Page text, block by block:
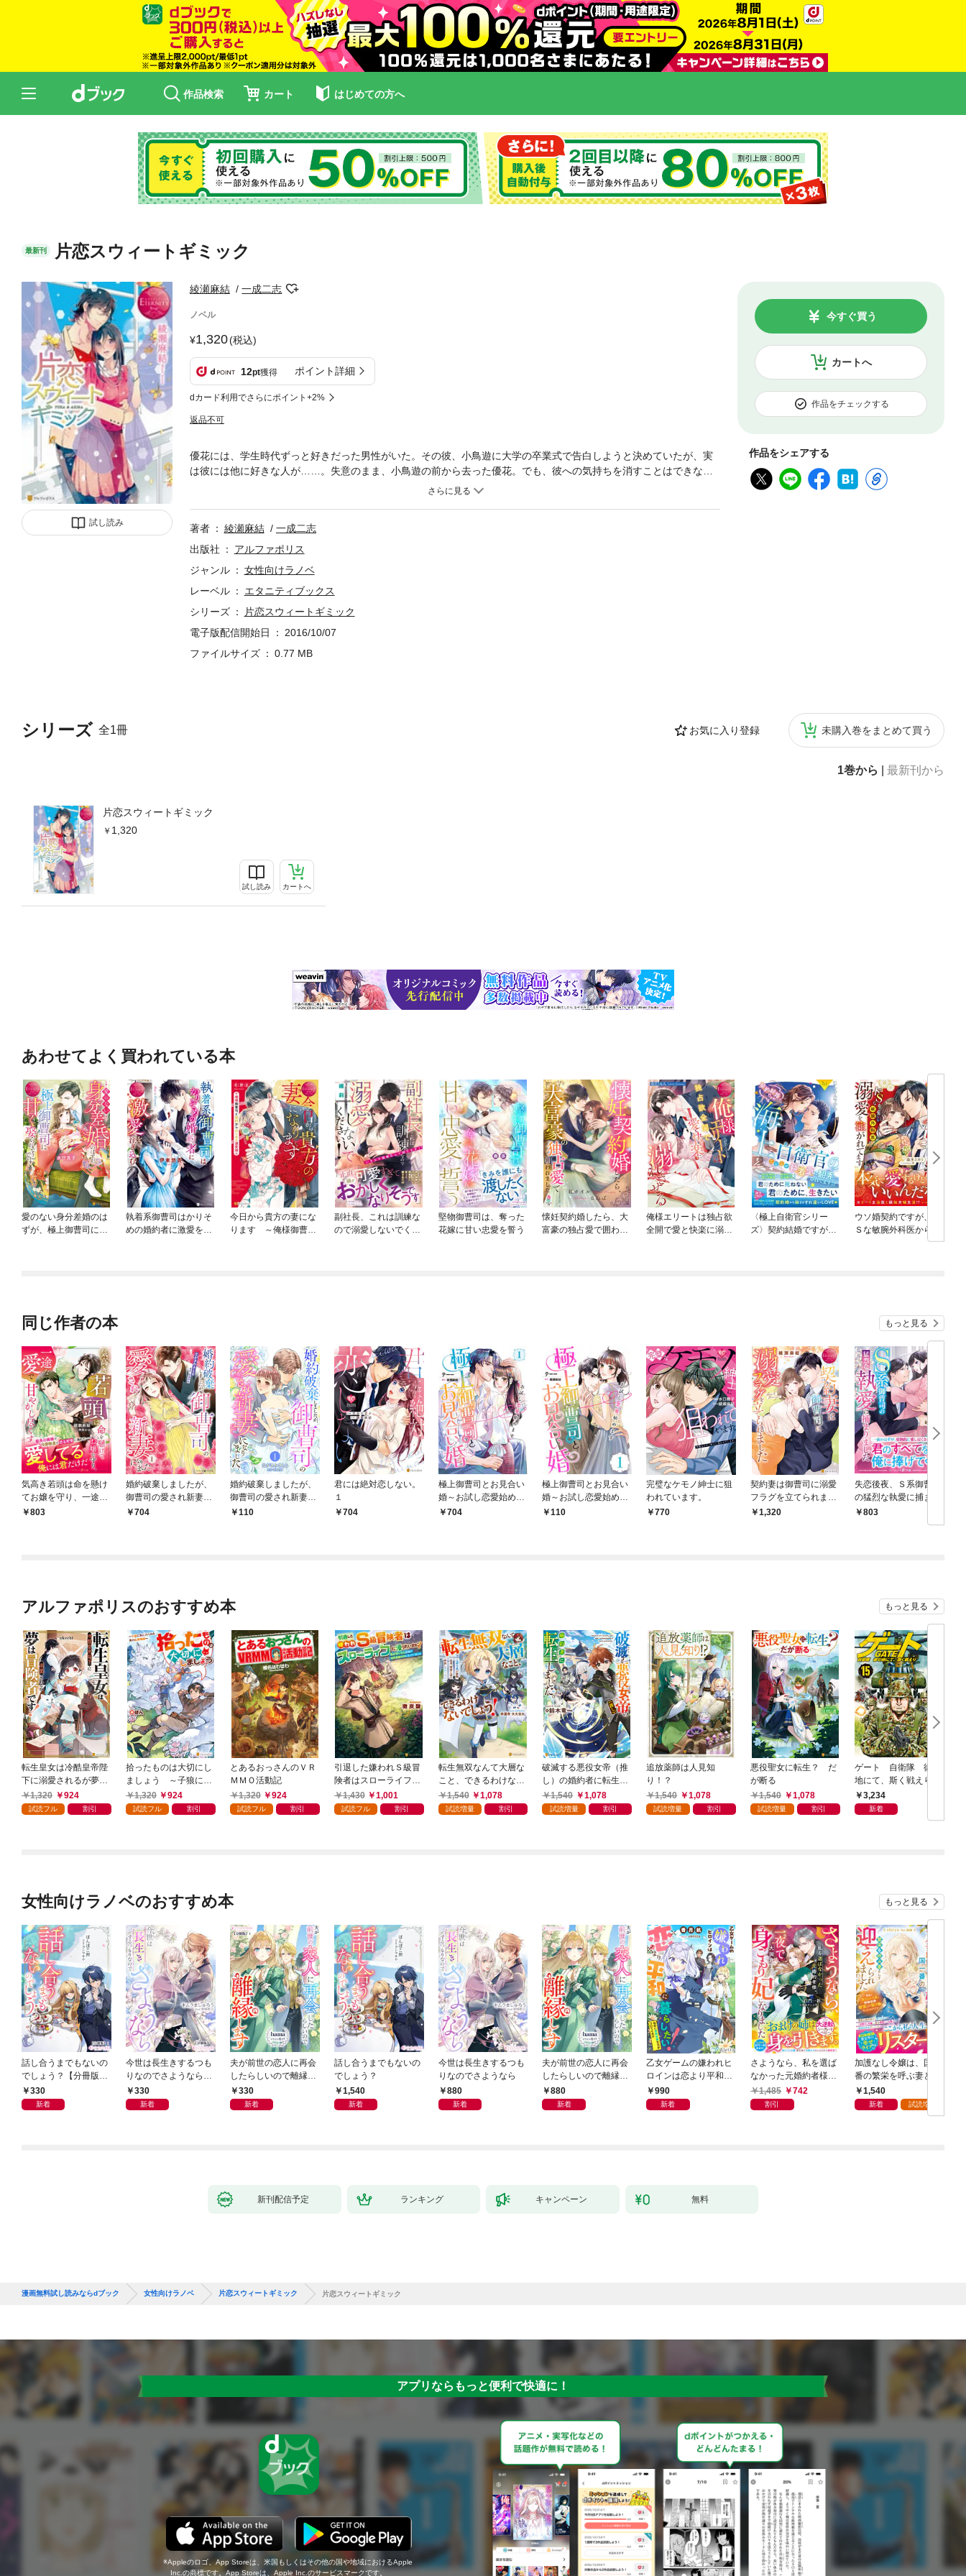
作品検索 カート はじめての方へ
最新刊 片恋スウィートギミック
試し読み
綾瀬麻結 一成二志
ノベル
1,320(税込)
12pt獲得 ポイント詳細
dカード利用でさらにポイント+2%
返品不可
カートへ
今すぐ買う
作品をチェックする
作品をシェアする
シリーズ 全1冊 お気に入り登録 未購入巻をまとめて買う
1巻から 最新刊から
片恋スウィートギミック
1,320
試し読み カートへ
優花には、学生時代ずっと好きだった男性がいた。その彼、小鳥遊に大学の卒業式で告白しようと決めていたが、実
は彼には他に好きな人が……。失意のまま、小鳥遊の前から去った優花。でも、彼への気持ちを消すことはできなか
った。――ときは過ぎ。29歳になった優花の前に、突然小鳥遊が！ 再会した彼に迫られ、優花は小鳥遊と大人の関
著者
綾瀬麻結
一成二志
出版社
アルファポリス
ジャンル
女性向けラノベ
レーベル
エタニティブックス
シリーズ
片恋スウィートギミック
電子版配信開始日
2016/10/07
ファイルサイズ
0.77 MB
あわせてよく買われている本
愛のない身分差婚のは
ずが、極上御曹司に甘
執着系御曹司はかりそ
めの婚約者に激愛を注
今日から貴方の妻にな
ります ～俺様御曹司
副社長、これは訓練な
ので溺愛しないでくだ
堅物御曹司は、奪った
花嫁に甘い忠愛を誓う
懐妊契約婚したら、大
富豪の独占愛で囲われ
俺様エリートは独占欲
全開で愛と快楽に溺れ
〈極上自衛官シリー
ズ〉契約結婚ですが、
ウソ婚契約ですが、ド
Ｓな敏腕外科医から溺
同じ作者の本 もっと見る
気高き若頭は命を懸け
てお嬢を守り、一途な
愛で甘やかし尽くす
803
婚約破棄しましたが、
御曹司の愛され新妻に
なりました１
704
婚約破棄しましたが、
御曹司の愛され新妻に
なりました【分冊版】
110
君には絶対恋しない。
１
704
極上御曹司とお見合い
婚～お試し恋愛始めま
す～ 1
704
極上御曹司とお見合い
婚～お試し恋愛始めま
す～【分冊版】1話
110
完璧なケモノ紳士に狙
われています。
770
契約妻は御曹司に溺愛
フラグを立てられまし
た1,320
失恋後夜、Ｓ系御曹司
の猛烈な執愛に捕まり
ました
803
アルファポリスのおすすめ本 もっと見る
転生皇女は冷酷皇帝陛
下に溺愛されるが夢は
冒険者です！
1,320 924
試読フル 割引
拾ったものは大切にし
ましょう ～子狼に気
に入られた男の転移物
語～
1,320 924
試読フル 割引
とあるおっさんのＶＲ
ＭＭＯ活動記
1,320
924
試読フル 割引
引退した嫌われＳ級冒
険者はスローライフに
浸りたいのに！ 気が
付いたら辺境が世界最
1,430 1,001
試読フル 割引
転生無双なんて大層な
こと、できるわけない
でしょう！ 公爵令息
が家族、友達、精霊と
1,540 1,078
試読増量 割引
破滅する悪役女帝（推
し）の婚約者に転生し
ました。
1,540 1,078
試読増量 割引
追放薬師は人見知
り！？
1,540
1,078
試読増量 割引
悪役聖女に転生？ だ
が断る
1,540
1,078
試読増量 割引
ゲート 自衛隊 彼の
地にて、斯く戦えり 1
5～21巻セット
3,234
新着
女性向けラノベのおすすめ本 もっと見る
話し合うまでもないの
でしょう？【分冊版】
1 330
新着
今世は長生きするつも
りなのでさようなら
【分冊版】1
330
新着
夫が前世の恋人に再会
したらしいので離縁し
ます【分冊版】1
330
新着
話し合うまでもないの
でしょう？
1,540
新着
今世は長生きするつも
りなのでさようなら
880
新着
夫が前世の恋人に再会
したらしいので離縁し
ます880
新着
乙女ゲームの嫌われヒ
ロインは恋より平和に
暮らしたい！（なのに
攻略対象たちがついて
990
新着
さようなら、私を選ば
なかった元婚約者様。
一夜で大国君主の身ご
もり妃になりました
1,485 742
割引
加護なし令嬢は、国一
番の繁栄を呼ぶ妻とし
て迎えられました～無
能と捨てられた私、ど
うやら精霊との架け橋
1,540
新着 試読増量
新刊配信予定 ランキング キャンペーン 無料
漫画無料試し読みならdブック 女性向けラノベ 片恋スウィートギミック 片恋スウィートギミック
アプリならもっと便利で快適に！
Appleのロゴ、App Storeは、米国もしくはその他の国や地域におけるApple
Inc.の商標です。App Storeは、Apple Inc.のサービスマークです。